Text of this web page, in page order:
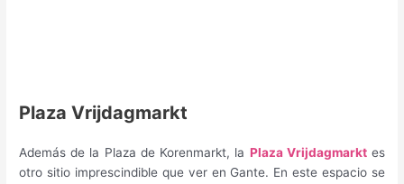
Plaza Vrijdagmarkt
Además de la Plaza de Korenmarkt, la Plaza Vrijdagmarktes
otro sitio imprescindible que ver en Gante. En este espacio se